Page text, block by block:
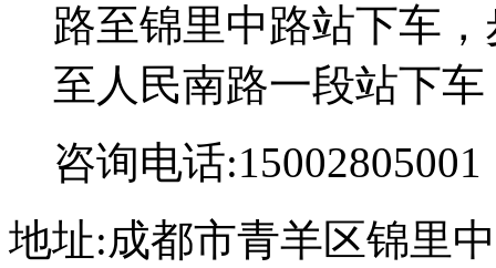
路至锦里中路站下车
至人民南路一段站下
咨询电话:15002805001
地址:成都市青羊区锦里